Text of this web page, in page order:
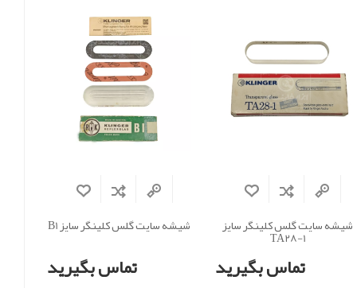
شیشه سایت گلس کلینگر سایز
TA28-1
تماس بگیرید
شیشه سایت گلس کلینگر سایز B1
تماس بگیرید